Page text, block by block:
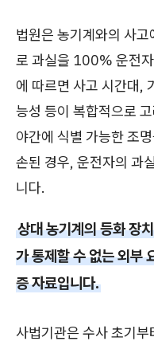
법원은 농기계와의 사
로 과실을 100% 운전
에 따르면 사고 시간대,
능성 등이 복합적으로
야간에 식별 가능한 조
손된 경우, 운전자의 과
니다.
상대 농기계의 등화 장
가 통제할 수 없는 외부
증 자료입니다.
사법기관은 수사 초기